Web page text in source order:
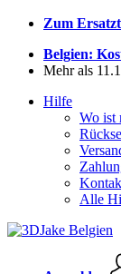
Zum
Belgien:
Mehr als
Hilfe
Wo ist
Alle